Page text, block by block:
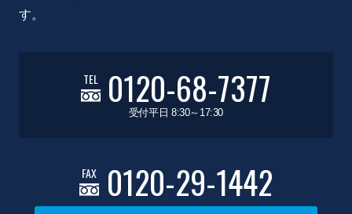
す。
TEL 0120-68-7377
受付平日 8:30～17:30
FAX 0120-29-1442